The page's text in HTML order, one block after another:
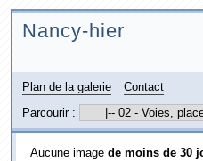
Nancy-hier
Plan de la galerie
Contact
Parcourir :
Aucune image de moins de 30